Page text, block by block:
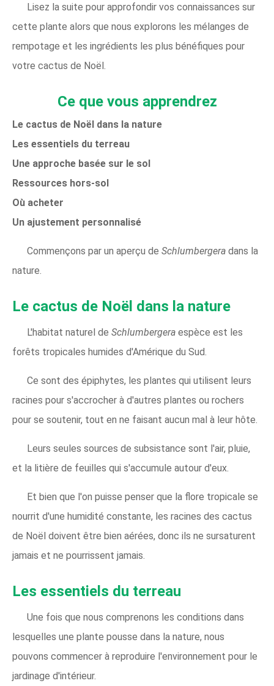
Lisez la suite pour approfondir vos connaissances sur
cette plante alors que nous explorons les mélanges de
rempotage et les ingrédients les plus bénéfiques pour
votre cactus de Noël.
Ce que vous apprendrez
Le cactus de Noël dans la nature
Les essentiels du terreau
Une approche basée sur le sol
Ressources hors-sol
Où acheter
Un ajustement personnalisé
Commençons par un aperçu de Schlumbergera dans la
nature.
Le cactus de Noël dans la nature
L'habitat naturel de Schlumbergera espèce est les
forêts tropicales humides d'Amérique du Sud.
Ce sont des épiphytes, les plantes qui utilisent leurs
racines pour s'accrocher à d'autres plantes ou rochers
pour se soutenir, tout en ne faisant aucun mal à leur hôte.
Leurs seules sources de subsistance sont l'air, pluie,
et la litière de feuilles qui s'accumule autour d'eux.
Et bien que l'on puisse penser que la flore tropicale se
nourrit d'une humidité constante, les racines des cactus
de Noël doivent être bien aérées, donc ils ne sursaturent
jamais et ne pourrissent jamais.
Les essentiels du terreau
Une fois que nous comprenons les conditions dans
lesquelles une plante pousse dans la nature, nous
pouvons commencer à reproduire l'environnement pour le
jardinage d'intérieur.